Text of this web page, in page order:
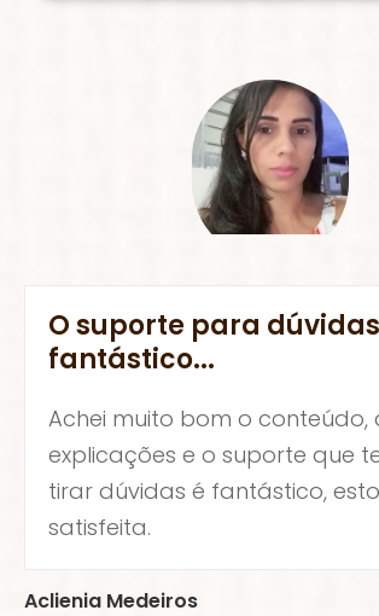
O suporte para
fantástico...
Achei muito bom o conteúdo,
explicações e o suporte que
tirar dúvidas é fantástico,
satisfeita.
Aclienia Medeiros